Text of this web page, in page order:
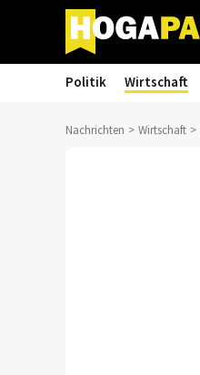
Politik Wirtschaft
Nachrichten Wirtschaft